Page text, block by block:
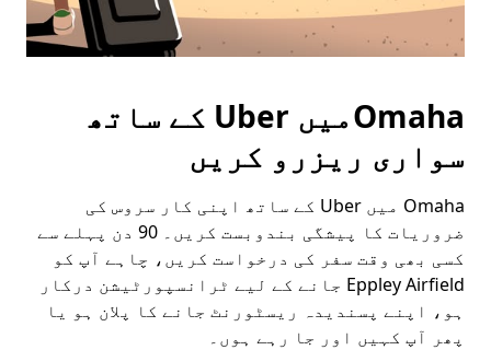
Omahaمیں Uber کے ساتھ
سواری ریزرو کریں
Omaha میں Uber کے ساتھ اپنی کار سروس کی
ضروریات کا پیشگی بندوبست کریں۔ 90 دن پہلے سے
کسی بھی وقت سفر کی درخواست کریں، چاہے آپ کو
Eppley Airfield جانے کے لیے ٹرانسپورٹیشن درکار
ہو، اپنے پسندیدہ ریسٹورنٹ جانے کا پلان ہو یا
پھر آپ کہیں اور جا رہے ہوں۔